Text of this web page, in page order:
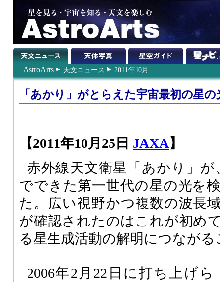
AstroArts 天文ニュース 2011年10月
「あかり」がとらえた宇宙最初の星の
【2011年10月25日 JAXA】
赤外線天文衛星「あかり」が
でできた第一世代の星の光を
た。広い視野かつ複数の波長
が確認されたのはこれが初め
る星生成活動の解明につなが
2006年2月22日に打ち上げら